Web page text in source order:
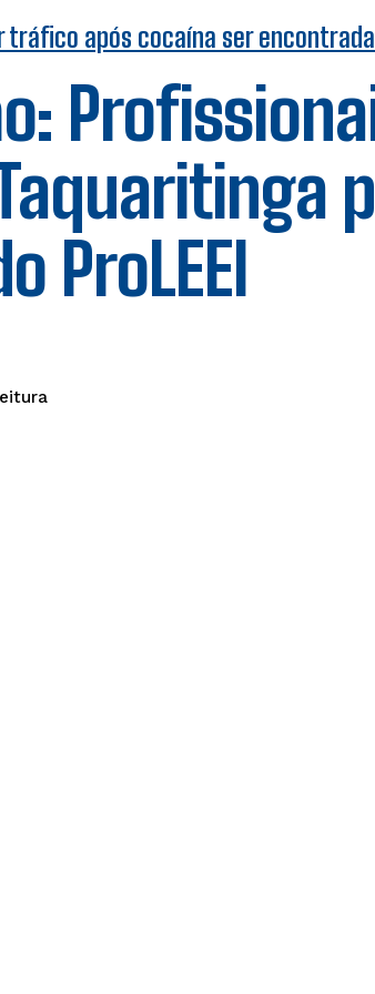
tráfico após cocaína ser
ProLEEI